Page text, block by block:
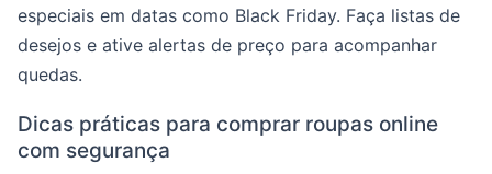
especiais em datas como Black Friday. Faça listas de
desejos e ative alertas de preço para acompanhar
quedas.
Dicas práticas para comprar roupas online
com segurança